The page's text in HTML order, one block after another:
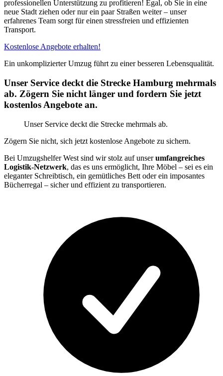
professionellen Unterstützung zu profitieren! Egal, ob Sie in eine
neue Stadt ziehen oder nur ein paar Straßen weiter – unser
erfahrenes Team sorgt für einen stressfreien und effizienten
Transport.
Kostenlose Angebote erhalten!
Ein unkomplizierter Umzug führt zu einer besseren Lebensqualität.
Unser Service deckt die Strecke Hamburg mehrmals
ab. Zögern Sie nicht länger und fordern Sie jetzt
kostenlos Angebote an.
Unser Service deckt die Strecke mehrmals ab.
Zögern Sie nicht, sich jetzt kostenlose Angebote zu sichern.
Bei Umzugshelfer West sind wir stolz auf unserumfangreiches
Logistik-Netzwerk, das es uns ermöglicht, Ihre Möbel – sei es ein
eleganter Schreibtisch, ein gemütliches Bett oder ein imposantes
Bücherregal – sicher und effizient zu transportieren.